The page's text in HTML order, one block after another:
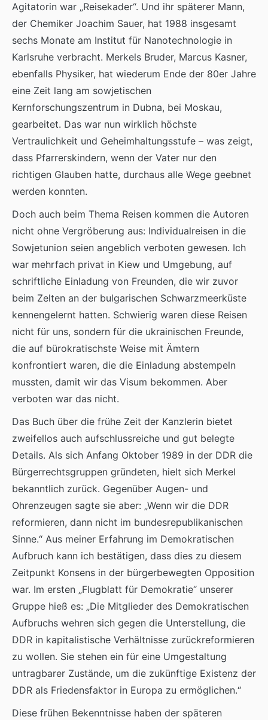
Agitatorin war „Reisekader“. Und ihr späterer Mann,
der Chemiker Joachim Sauer, hat 1988 insgesamt
sechs Monate am Institut für Nanotechnologie in
Karlsruhe verbracht. Merkels Bruder, Marcus Kasner,
ebenfalls Physiker, hat wiederum Ende der 80er Jahre
eine Zeit lang am sowjetischen
Kernforschungszentrum in Dubna, bei Moskau,
gearbeitet. Das war nun wirklich höchste
Vertraulichkeit und Geheimhaltungsstufe – was zeigt,
dass Pfarrerskindern, wenn der Vater nur den
richtigen Glauben hatte, durchaus alle Wege geebnet
werden konnten.
Doch auch beim Thema Reisen kommen die Autoren
nicht ohne Vergröberung aus: Individualreisen in die
Sowjetunion seien angeblich verboten gewesen. Ich
war mehrfach privat in Kiew und Umgebung, auf
schriftliche Einladung von Freunden, die wir zuvor
beim Zelten an der bulgarischen Schwarzmeerküste
kennengelernt hatten. Schwierig waren diese Reisen
nicht für uns, sondern für die ukrainischen Freunde,
die auf bürokratischste Weise mit Ämtern
konfrontiert waren, die die Einladung abstempeln
mussten, damit wir das Visum bekommen. Aber
verboten war das nicht.
Das Buch über die frühe Zeit der Kanzlerin bietet
zweifellos auch aufschlussreiche und gut belegte
Details. Als sich Anfang Oktober 1989 in der DDR die
Bürgerrechtsgruppen gründeten, hielt sich Merkel
bekanntlich zurück. Gegenüber Augen- und
Ohrenzeugen sagte sie aber: „Wenn wir die DDR
reformieren, dann nicht im bundesrepublikanischen
Sinne.“ Aus meiner Erfahrung im Demokratischen
Aufbruch kann ich bestätigen, dass dies zu diesem
Zeitpunkt Konsens in der bürgerbewegten Opposition
war. Im ersten „Flugblatt für Demokratie“ unserer
Gruppe hieß es: „Die Mitglieder des Demokratischen
Aufbruchs wehren sich gegen die Unterstellung, die
DDR in kapitalistische Verhältnisse zurückreformieren
zu wollen. Sie stehen ein für eine Umgestaltung
untragbarer Zustände, um die zukünftige Existenz der
DDR als Friedensfaktor in Europa zu ermöglichen.“
Diese frühen Bekenntnisse haben der späteren